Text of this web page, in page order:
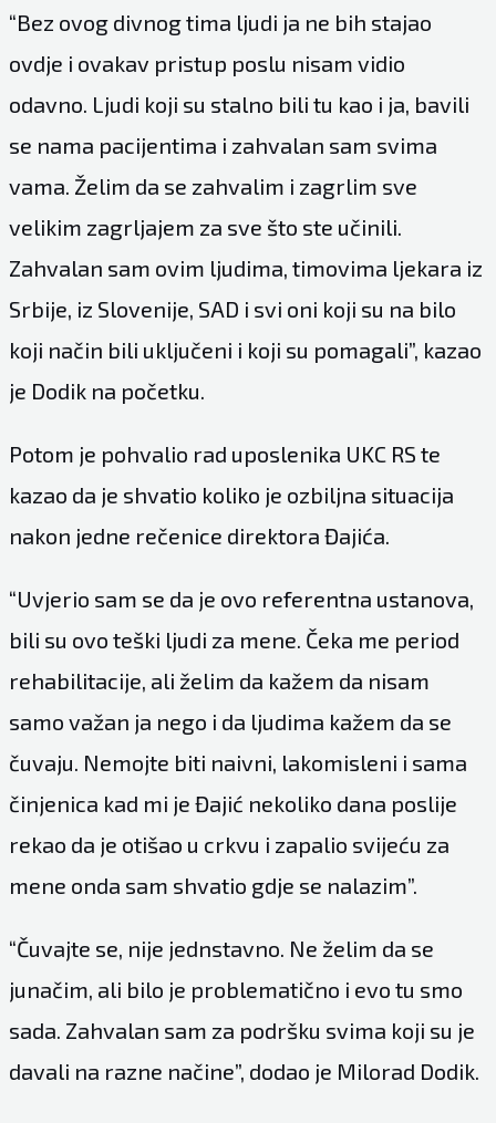
“Bez ovog divnog tima ljudi ja ne bih stajao
ovdje i ovakav pristup poslu nisam vidio
odavno. Ljudi koji su stalno bili tu kao i ja, bavili
se nama pacijentima i zahvalan sam svima
vama. Želim da se zahvalim i zagrlim sve
velikim zagrljajem za sve što ste učinili.
Zahvalan sam ovim ljudima, timovima ljekara iz
Srbije, iz Slovenije, SAD i svi oni koji su na bilo
koji način bili uključeni i koji su pomagali”, kazao
je Dodik na početku.
Potom je pohvalio rad uposlenika UKC RS te
kazao da je shvatio koliko je ozbiljna situacija
nakon jedne rečenice direktora Đajića.
“Uvjerio sam se da je ovo referentna ustanova,
bili su ovo teški ljudi za mene. Čeka me period
rehabilitacije, ali želim da kažem da nisam
samo važan ja nego i da ljudima kažem da se
čuvaju. Nemojte biti naivni, lakomisleni i sama
činjenica kad mi je Đajić nekoliko dana poslije
rekao da je otišao u crkvu i zapalio svijeću za
mene onda sam shvatio gdje se nalazim”.
“Čuvajte se, nije jednstavno. Ne želim da se
junačim, ali bilo je problematično i evo tu smo
sada. Zahvalan sam za podršku svima koji su je
davali na razne načine”, dodao je Milorad Dodik.